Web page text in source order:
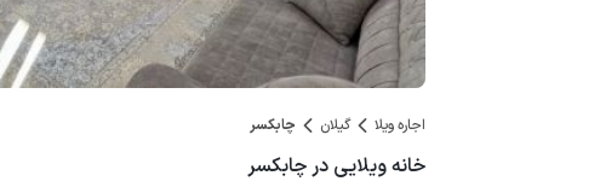
اجاره ویلا گیلان چابکسر
خانه ویلایی در چابکسر